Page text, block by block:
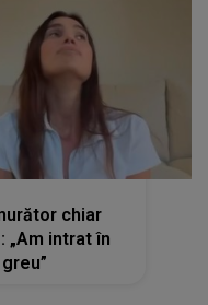
chiar
intrat în